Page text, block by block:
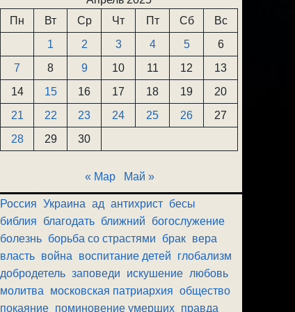
Пн
Вт Ср Чт Пт Сб
Вс
1
2 3 4 5
6
7
8 9 10 11 12
13
14
15 16 17 18 19
20
21
22 23 24 25 26
27
28
29 30
« Мар Май »
Россия Украина ад антихрист бесы
библия
благодать ближний
богослужение
болезнь борьба со страстями брак вера
власть война воспитание детей
глобализм
добродетель заповеди искушение любовь
молитва
московская патриархия
общество
покаяние поминовение умерших правда